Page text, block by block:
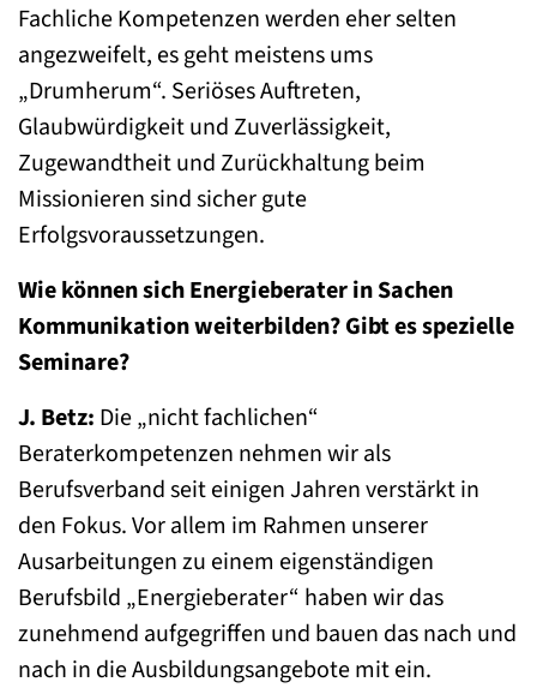
Fachliche Kompetenzen werden eher selten
angezweifelt, es geht meistens ums
„Drumherum“. Seriöses Auftreten,
Glaubwürdigkeit und Zuverlässigkeit,
Zugewandtheit und Zurückhaltung beim
Missionieren sind sicher gute
Erfolgsvoraussetzungen.
Wie können sich Energieberater in Sachen
Kommunikation weiterbilden? Gibt es spezielle
Seminare?
J. Betz: Die „nicht fachlichen“
Beraterkompetenzen nehmen wir als
Berufsverband seit einigen Jahren verstärkt in
den Fokus. Vor allem im Rahmen unserer
Ausarbeitungen zu einem eigenständigen
Berufsbild „Energieberater“ haben wir das
zunehmend aufgegriffen und bauen das nach und
nach in die Ausbildungsangebote mit ein.